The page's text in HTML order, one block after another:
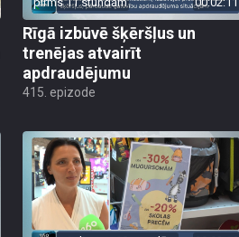
Rīgā izbūvē šķēršļus un
trenējas atvairīt
apdraudējumu
415. epizode